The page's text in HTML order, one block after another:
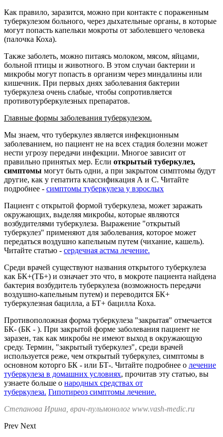
Как правило, заразится, можно при контакте с пораженным
туберкулезом больного, через дыхательные органы, в которые
могут попасть капельки мокроты от заболевшего человека
(палочка Коха).
Также заболеть, можно питаясь молоком, мясом, яйцами,
больной птицы и животного. В этом случаи бактерии и
микробы могут попасть в организм через миндалины или
кишечник. При первых днях заболевания бактерии
туберкулеза очень слабые, чтобы сопротивляется
противотурберкулезных препаратов.
Главные формы заболевания туберкулезом.
Мы знаем, что туберкулез является инфекционным
заболеванием, но пациент не на всех стадия болезни может
нести угрозу передачи инфекции. Многое зависит от
правильно принятых мер. Если открытый туберкулез,
симптомы могут быть одни, а при закрытом симптомы будут
другие, как у гепатита классификация А и С. Читайте
подробнее - симптомы туберкулеза у взрослых
Пациент с открытой формой туберкулеза, может заражать
окружающих, выделяя микробы, которые являются
возбудителями туберкулеза. Выражение "открытый
туберкулез" применяют для заболевания, которое может
передаться воздушно капельным путем (чихание, кашель).
Читайте статью - сердечная астма лечение.
Среди врачей существуют названия открытого туберкулеза
как БК+(ТБ+) и означает это что, в мокроте пациента найдена
бактерия возбудитель туберкулеза (возможность передачи
воздушно-капельным путем) и переводится БК+
туберкулезная бацилла, а БТ+ бацилла Коха.
Противоположная форма туберкулеза "закрытая" отмечается
БК- (БК - ). При закрытой форме заболевания пациент не
заразен, так как микробы не имеют выход в окружающую
среду. Термин, "закрытый туберкулез", среди врачей
используется реже, чем открытый туберкулез, симптомы в
основном которго БК - или БТ-. Читайте подробнее о лечение
туберкулеза в домашних условиях, прочитав эту статью, вы
узнаете больше о народных средствах от
туберкулеза. Гипотиреоз симптомы лечение.
Степанова Ирина, врач-пульмонолог www.vash-medic.ru
Prev Next